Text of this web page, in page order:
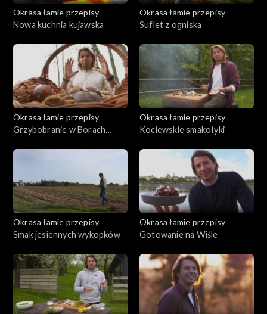
Okrasa łamie przepisy
Nowa kuchnia kujawska
Okrasa łamie przepisy
Suflet z ogniska
Okrasa łamie przepisy
Grzybobranie w Borach
Okrasa łamie przepisy
Kociewskie smakołyki
Okrasa łamie przepisy
Smak jesiennych wykopków
Okrasa łamie przepisy
Gotowanie na Wiśle